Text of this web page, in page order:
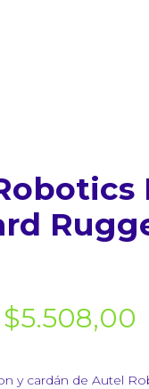
$5.508,00
y cardán de Autel